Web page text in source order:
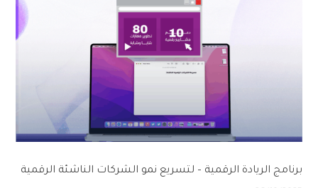
برنامج الريادة الرقمية – لتسريع نمو الشركات الناشئة الرقمية